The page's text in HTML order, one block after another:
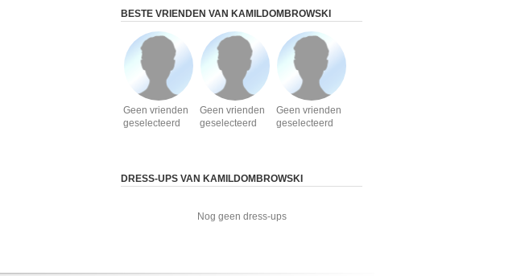
BESTE VRIENDEN VAN KAMILDOMBROWSKI
Geen vrienden
geselecteerd
Geen vrienden
geselecteerd
Geen vrienden
geselecteerd
DRESS-UPS VAN KAMILDOMBROWSKI
Nog geen dress-ups